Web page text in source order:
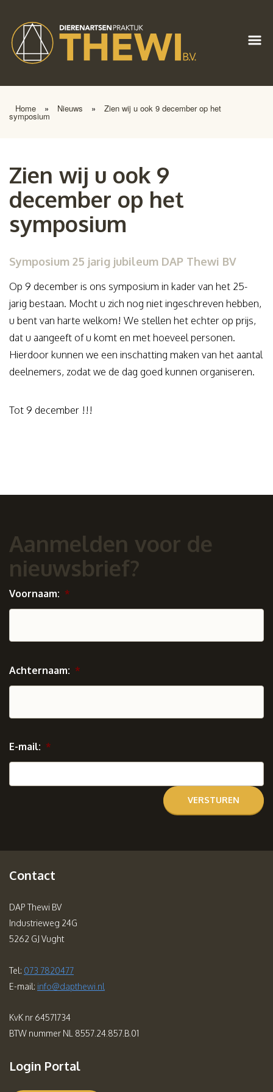
Home » Nieuws » Zien wij u ook 9 december op het
symposium
Zien wij u ook 9
december op het
symposium
Symposium 25 jarig jubileum DAP Thewi BV
Op 9 december is ons symposium in kader van het 25-
jarig bestaan. Mocht u zich nog niet ingeschreven hebben,
u bent van harte welkom! We stellen het echter op prijs,
dat u aangeeft of u komt en met hoeveel personen.
Hierdoor kunnen we een inschatting maken van het aantal
deelnemers, zodat we de dag goed kunnen organiseren.
Tot 9 december !!!
Aanmelden voor de
nieuwsbrief?
Voornaam: *
Achternaam: *
E-mail: *
Contact
DAP Thewi BV
Industrieweg 24G
5262 GJ Vught
Tel: 073 7820477
E-mail: info@dapthewi.nl
KvK nr 64571734
BTW nummer NL 8557.24.857.B.01
Login Portal